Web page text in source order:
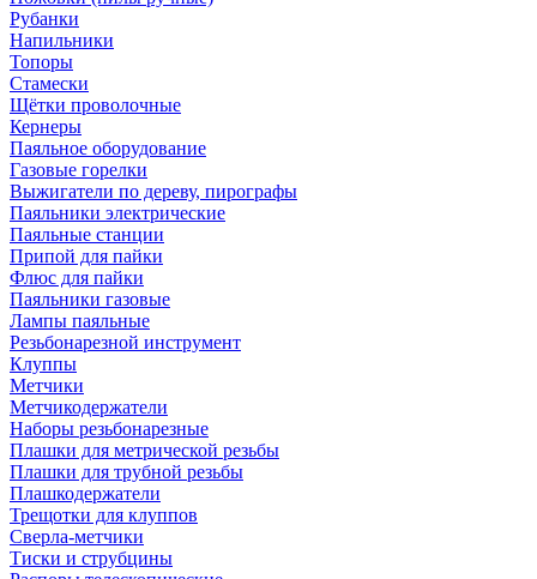
Рубанки
Напильники
Топоры
Стамески
Щётки проволочные
Кернеры
Паяльное оборудование
Газовые горелки
Выжигатели по дереву, пирографы
Паяльники электрические
Паяльные станции
Припой для пайки
Флюс для пайки
Паяльники газовые
Лампы паяльные
Резьбонарезной инструмент
Клуппы
Метчики
Метчикодержатели
Наборы резьбонарезные
Плашки для метрической резьбы
Плашки для трубной резьбы
Плашкодержатели
Трещотки для клуппов
Сверла-метчики
Тиски и струбцины